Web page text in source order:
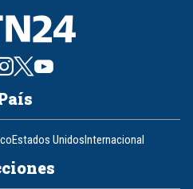
Estados UnidosInternacional